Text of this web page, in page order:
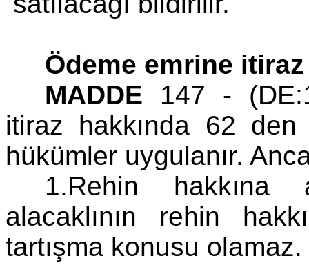
Ödeme emrine
MADDE 147 -
itiraz hakkında 62
hükümler uygulanır.
1.Rehin hakkına
alacaklının rehin
tartışma konusu olamaz.